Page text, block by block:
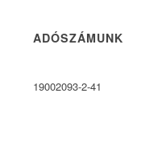
ADÓSZÁMUNK
19002093-2-41